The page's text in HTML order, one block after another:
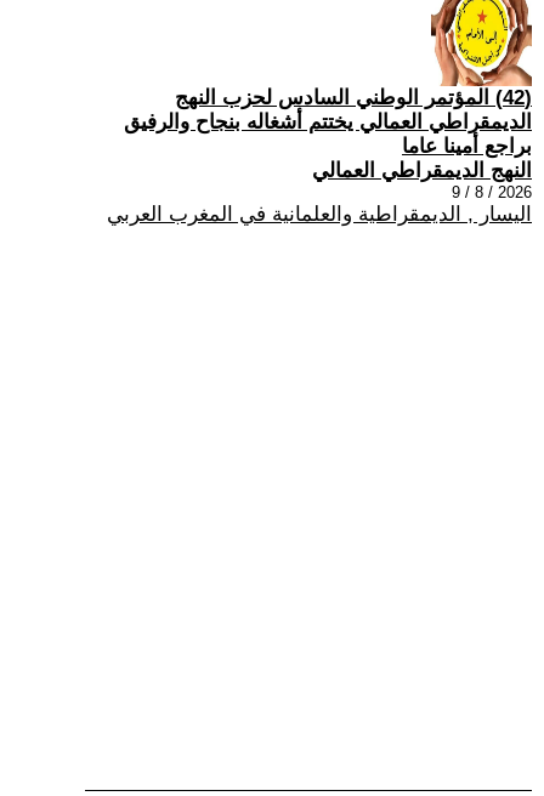
(42) المؤتمر الوطني السادس لحزب النهج
الديمقراطي العمالي يختتم أشغاله بنجاح والرفيق
براجع أمينا عاما
النهج الديمقراطي العمالي
2026 / 8 / 9
اليسار , الديمقراطية والعلمانية في المغرب العربي